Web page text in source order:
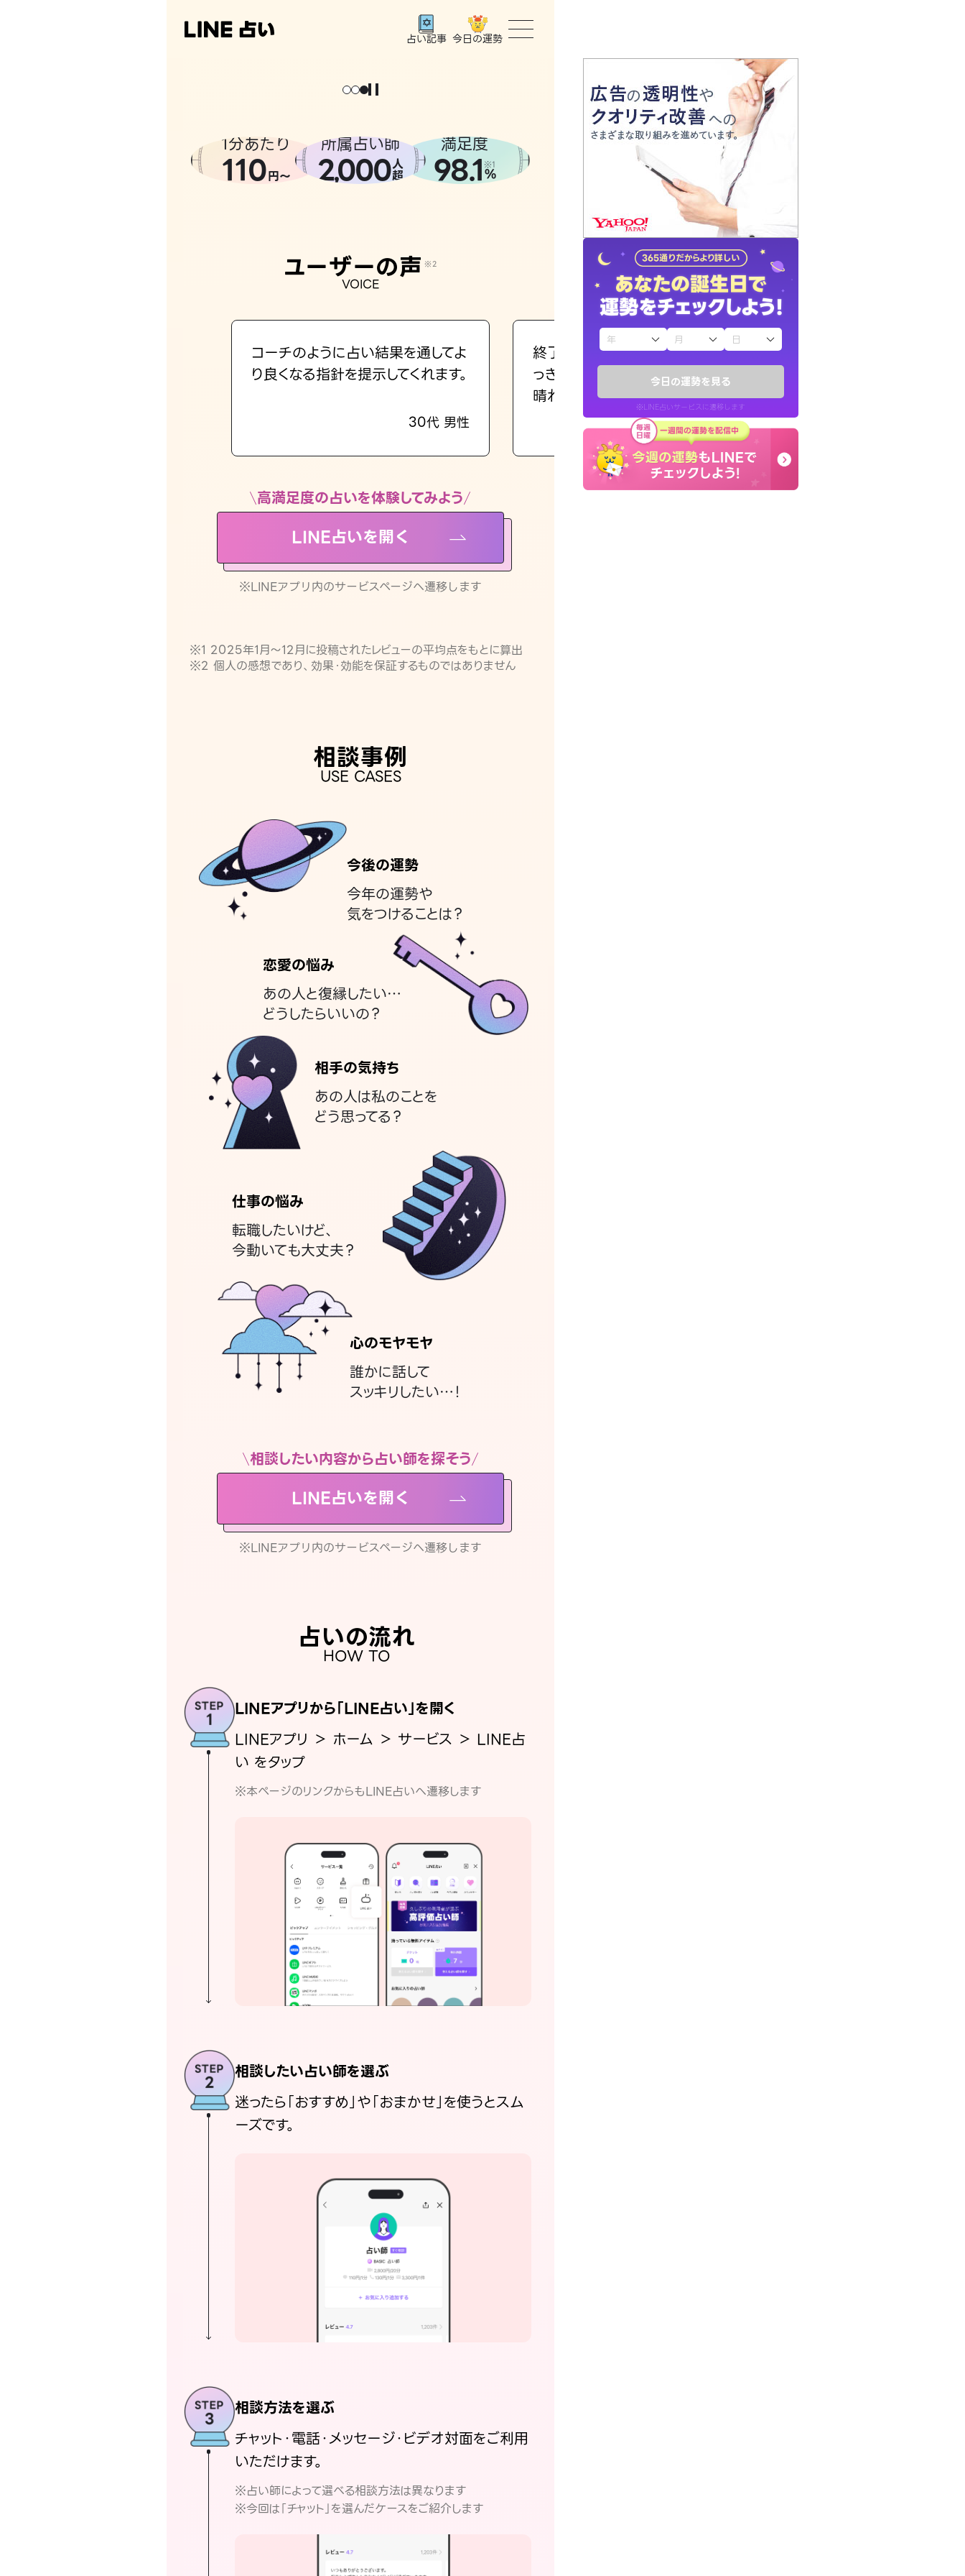
今日の運勢を見る
※LINE占いサービスに遷移します
占い記事 今日の運勢
トップ
ユーザーの声
占いの流れ
おすすめの占い師
よくある質問
えもじの子（占）12星座占い
お知らせ
。
1分あたり
110円〜
所属占い師
2,000人
超
満足度
98.1 ※1
%
ユーザーの声 ※2
VOICE
コーチのように占い結果を通してよ
り良くなる指針を提示してくれます。
30代 男性
終了後とても前向きな気持ちで、さ
っきまでの心のモヤが嘘のように
晴れました。
30代 女性
高満足度の占いを体験してみよう
LINE占いを開く
※LINEアプリ内のサービスページへ遷移します
※1 2025年1月〜12月に投稿されたレビューの平均点をもとに算出
※2 個人の感想であり、効果・効能を保証するものではありません
相談事例
USE CASES
今後の運勢
今年の運勢や
気をつけることは？
恋愛の悩み
あの人と復縁したい…
どうしたらいいの？
相手の気持ち
あの人は私のことを
どう思ってる？
仕事の悩み
転職したいけど、
今動いても大丈夫？
心のモヤモヤ
誰かに話して
スッキリしたい…！
相談したい内容から占い師を探そう
LINE占いを開く
※LINEアプリ内のサービスページへ遷移します
占いの流れ
HOW TO
LINEアプリから「LINE占い」を開く
LINEアプリ ＞ ホーム ＞ サービス ＞ LINE占
い をタップ
※本ページのリンクからもLINE占いへ遷移します
相談したい占い師を選ぶ
迷ったら「おすすめ」や「おまかせ」を使うとスム
ーズです。
相談方法を選ぶ
チャット・電話・メッセージ・ビデオ対面をご利用
いただけます。
※占い師によって選べる相談方法は異なります
※今回は「チャット」を選んだケースをご紹介します